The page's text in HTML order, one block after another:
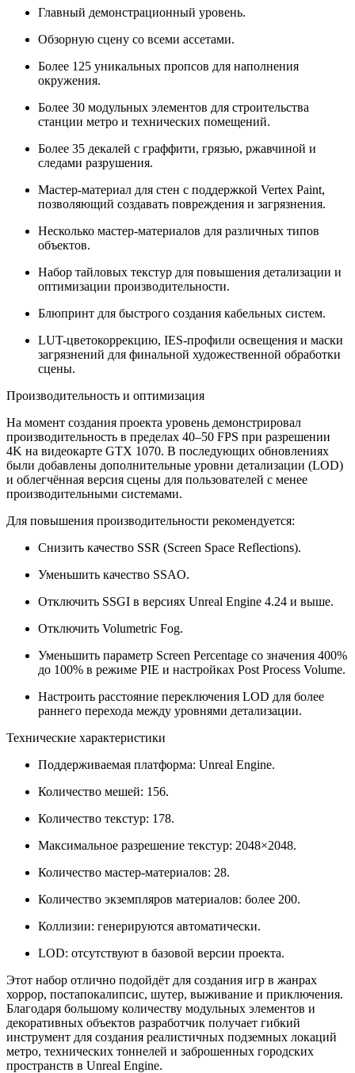
Главный демонстрационный уровень.
Обзорную сцену со всеми ассетами.
Более 125 уникальных пропсов для наполнения
окружения.
Более 30 модульных элементов для строительства
станции метро и технических помещений.
Более 35 декалей с граффити, грязью, ржавчиной и
следами разрушения.
Мастер-материал для стен с поддержкой Vertex Paint,
позволяющий создавать повреждения и загрязнения.
Несколько мастер-материалов для различных типов
объектов.
Набор тайловых текстур для повышения детализации и
оптимизации производительности.
Блюпринт для быстрого создания кабельных систем.
LUT-цветокоррекцию, IES-профили освещения и маски
загрязнений для финальной художественной обработки
сцены.
Производительность и оптимизация
На момент создания проекта уровень демонстрировал
производительность в пределах 40–50 FPS при разрешении
4K на видеокарте GTX 1070. В последующих обновлениях
были добавлены дополнительные уровни детализации (LOD)
и облегчённая версия сцены для пользователей с менее
производительными системами.
Для повышения производительности рекомендуется:
Снизить качество SSR (Screen Space Reflections).
Уменьшить качество SSAO.
Отключить SSGI в версиях Unreal Engine 4.24 и выше.
Отключить Volumetric Fog.
Уменьшить параметр Screen Percentage со значения 400%
до 100% в режиме PIE и настройках Post Process Volume.
Настроить расстояние переключения LOD для более
раннего перехода между уровнями детализации.
Технические характеристики
Поддерживаемая платформа: Unreal Engine.
Количество мешей: 156.
Количество текстур: 178.
Максимальное разрешение текстур: 2048×2048.
Количество мастер-материалов: 28.
Количество экземпляров материалов: более 200.
Коллизии: генерируются автоматически.
LOD: отсутствуют в базовой версии проекта.
Этот набор отлично подойдёт для создания игр в жанрах
хоррор, постапокалипсис, шутер, выживание и приключения.
Благодаря большому количеству модульных элементов и
декоративных объектов разработчик получает гибкий
инструмент для создания реалистичных подземных локаций
метро, технических тоннелей и заброшенных городских
пространств в Unreal Engine.